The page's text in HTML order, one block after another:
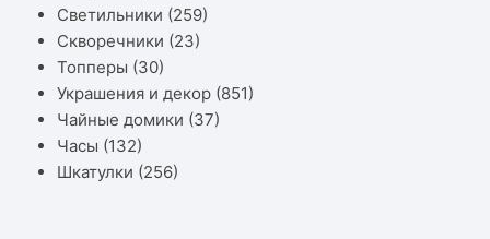
Светильники (259)
Скворечники (23)
Топперы (30)
Украшения и декор (851)
Чайные домики (37)
Часы (132)
Шкатулки (256)